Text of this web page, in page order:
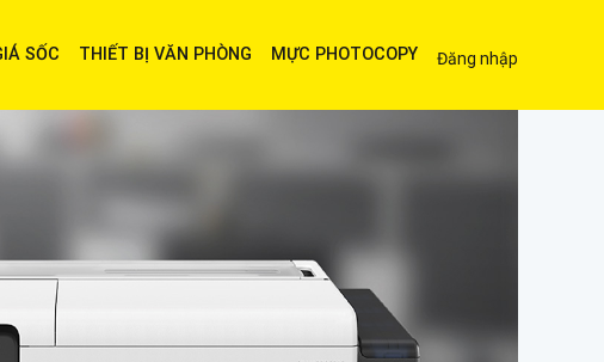
SỐC THIẾT BỊ VĂN PHÒNG MỰC PHOTOCOPY Đăng nhập